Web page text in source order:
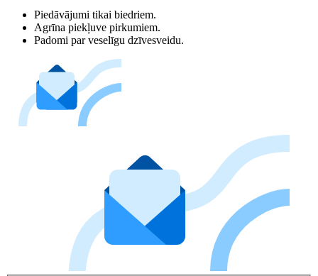
Piedāvājumi tikai biedriem.
Agrīna piekļuve pirkumiem.
Padomi par veselīgu dzīvesveidu.